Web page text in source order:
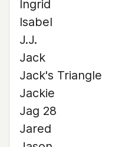
Ingrid
Isabel
J.J.
Jack
Jack's Triangle
Jackie
Jag 28
Jared